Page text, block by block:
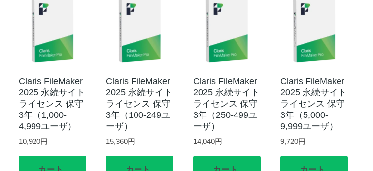
Claris FileMaker
2025 永続サイト
ライセンス 保守
3年（1,000-
4,999ユーザ）
10,920円
カート
Claris FileMaker
2025 永続サイト
ライセンス 保守
3年（100-249ユ
ーザ）
15,360円
カート
Claris FileMaker
2025 永続サイト
ライセンス 保守
3年（250-499ユ
ーザ）
14,040円
カート
Claris FileMaker
2025 永続サイト
ライセンス 保守
3年（5,000-
9,999ユーザ）
9,720円
カート